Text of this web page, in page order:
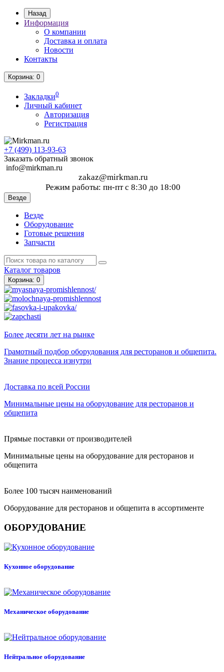
Назад
Информация
О компании
Доставка и оплата
Новости
Контакты
Корзина: 0
Закладки0
Личный кабинет
Авторизация
Регистрация
+7 (499) 113-93-63
Заказать обратный звонок
info@mirkman.ru
zakaz@mirkman.ru
Режим работы: пн-пт с 8:30 до 18:00
Везде
Везде
Оборудование
Готовые решения
Запчасти
Каталог товаров
Корзина: 0
Более десяти лет на рынке
Грамотный подбор оборудования для ресторанов и общепита.
Знание процесса изнутри
Доставка по всей России
Минимальные цены на оборудование для ресторанов и
общепита
Прямые поставки от производителей
Минимальные цены на оборудование для ресторанов и
общепита
Более 100 тысяч наименований
Оборудование для ресторанов и общепита в ассортименте
ОБОРУДОВАНИЕ
Кухонное оборудование
Механическое оборудование
Нейтральное оборудование